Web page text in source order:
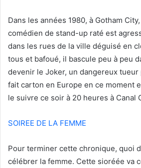
Dans les années 1980, à Gotham
comédien de stand-up raté est
dans les rues de la ville déguisé en
tous et bafoué, il bascule peu à peu
devenir le Joker, un dangereux
fait carton en Europe en ce moment
le suivre ce soir à 20 heures à Canal
SOIREE DE LA FEMME
Pour terminer cette chronique, quoi
célébrer la femme. Cette sioréée va